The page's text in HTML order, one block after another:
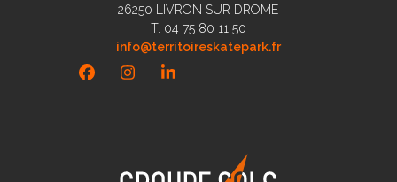
26250 LIVRON SUR DROME
T. 04 75 80 11 50
info@territoireskatepark.fr
FacebookInstagramLinkedIn